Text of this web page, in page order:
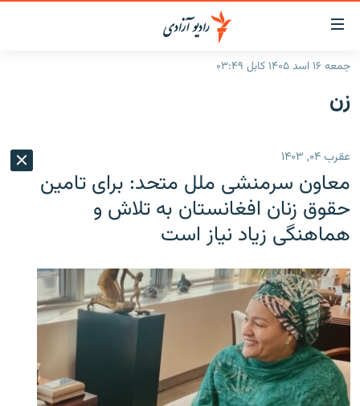
لینک‌های
قابل
دسترسی
به
بازگشت
منوی
اصلی
مراجعه
صفحه
جستجو
گزارش‌ها
منطقه
شرق میانه
جهان
افغانستان
جهان
جدول نشرات
مصاحبه‌ها
برنامه‌ها
ورزش
بحران مهاجرت
'کووید-۱۹'
تماس
جمعه ۱۶ اسد ۱۴۰۵ کابل ۰۳:۴۹
زن
عقرب ۰۴, ۱۴۰۳
معاون سرمنشی ملل متحد: برای تامین
حقوق زنان افغانستان به تلاش و
هماهنگی زیاد نیاز است